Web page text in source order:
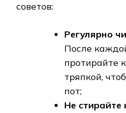
советов:
Регулярно
После
протирайте
тряпкой,
пот;
Не стирайте